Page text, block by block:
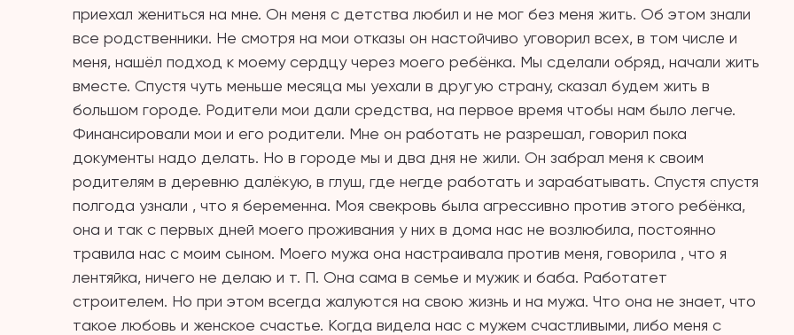
приехал жениться на мне. Он меня с детства любил и не мог без меня жить. Об этом знали
все родственники. Не смотря на мои отказы он настойчиво уговорил всех, в том числе и
меня, нашёл подход к моему сердцу через моего ребёнка. Мы сделали обряд, начали жить
вместе. Спустя чуть меньше месяца мы уехали в другую страну, сказал будем жить в
большом городе. Родители мои дали средства, на первое время чтобы нам было легче.
Финансировали мои и его родители. Мне он работать не разрешал, говорил пока
документы надо делать. Но в городе мы и два дня не жили. Он забрал меня к своим
родителям в деревню далёкую, в глуш, где негде работать и зарабатывать. Спустя спустя
полгода узнали , что я беременна. Моя свекровь была агрессивно против этого ребёнка,
она и так с первых дней моего проживания у них в дома нас не возлюбила, постоянно
травила нас с моим сыном. Моего мужа она настраивала против меня, говорила , что я
лентяйка, ничего не делаю и т. П. Она сама в семье и мужик и баба. Работатет
строителем. Но при этом всегда жалуются на свою жизнь и на мужа. Что она не знает, что
такое любовь и женское счастье. Когда видела нас с мужем счастливыми, либо меня с